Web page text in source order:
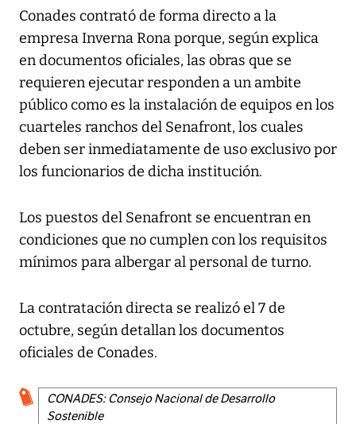
Conades contrató de forma directo a la
empresa Inverna Rona porque, según explica
en documentos oficiales, las obras que se
requieren ejecutar responden a un ambite
público como es la instalación de equipos en los
cuarteles ranchos del Senafront, los cuales
deben ser inmediatamente de uso exclusivo por
los funcionarios de dicha institución.
Los puestos del Senafront se encuentran en
condiciones que no cumplen con los requisitos
mínimos para albergar al personal de turno.
La contratación directa se realizó el 7 de
octubre, según detallan los documentos
oficiales de Conades.
CONADES: Consejo Nacional de Desarrollo
Sostenible